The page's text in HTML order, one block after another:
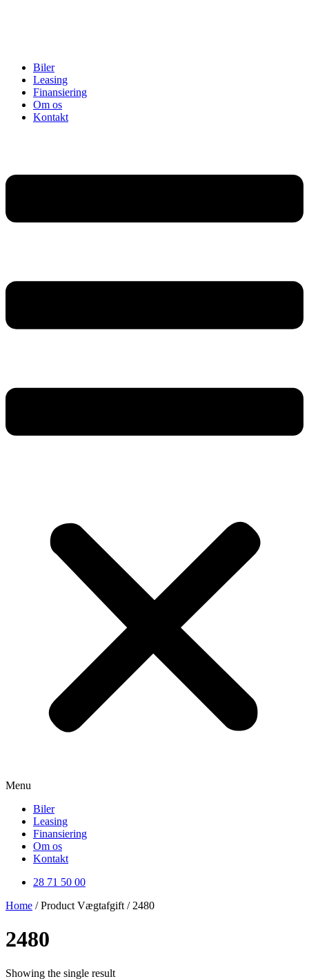
Biler
Leasing
Finansiering
Om os
Kontakt
Menu
Biler
Leasing
Finansiering
Om os
Kontakt
28 71 50 00
Home / Product Vægtafgift / 2480
2480
Showing the single result